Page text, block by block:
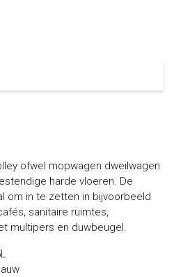
ofwel mopwagen dweilwagen
harde vloeren. De
om in te zetten in bijvoorbeeld
sanitaire ruimtes,
multipers en duwbeugel.